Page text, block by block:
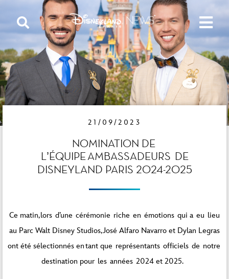
21/09/2023
NOMINATION DE
L’ÉQUIPE AMBASSADEURS DE
DISNEYLAND PARIS 2024-2025
Ce matin, lors d’une cérémonie riche en émotions qui a eu lieu
au Parc Walt Disney Studios, José Alfaro Navarro et Dylan Legras
ont été sélectionnés en tant que représentants officiels de notre
destination pour les années 2024 et 2025.